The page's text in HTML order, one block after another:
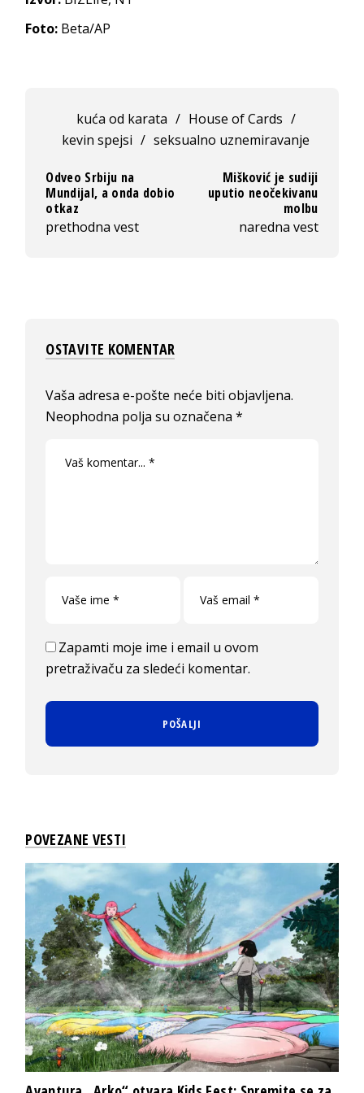
Foto: Beta/AP
kuća od karata / House of Cards /
kevin spejsi / seksualno uznemiravanje
Odveo Srbiju na
Mundijal, a onda dobio
otkaz
prethodna vest
Mišković je sudiji
uputio neočekivanu
molbu
naredna vest
OSTAVITE KOMENTAR
Vaša adresa e-pošte neće biti objavljena.
Neophodna polja su označena*
Zapamti moje ime i email u ovom
pretraživaču za sledeći komentar.
POVEZANE VESTI